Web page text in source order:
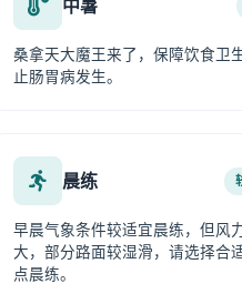
中暑
桑拿天大魔王来了，保障饮食卫
止肠胃病发生。
晨练
早晨气象条件较适宜晨练，但风
大，部分路面较湿滑，请选择合
点晨练。